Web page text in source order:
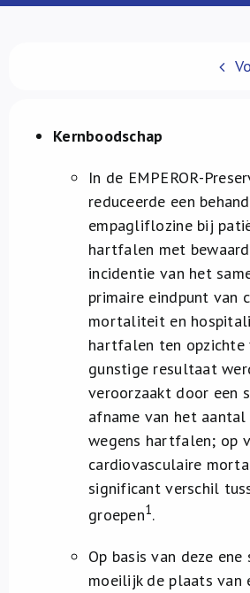
Kernboodschap
In de EMPEROR-
reduceerde een
empagliflozine bij
hartfalen met
incidentie van het
primaire eindpunt van
mortaliteit en
hartfalen ten opzichte
gunstige resultaat
veroorzaakt door een
afname van het
wegens hartfalen; op
cardiovasculaire
significant verschil
groepen1.
Op basis van deze
moeilijk de plaats van